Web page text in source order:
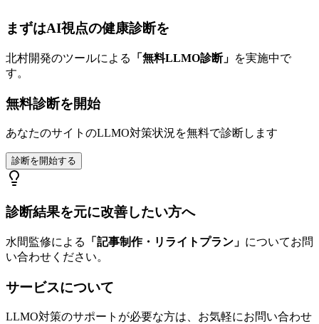
まずはAI視点の健康診断を
北村開発のツールによる 「無料LLMO診断」 を実施中で
す。
無料診断を開始
あなたのサイトのLLMO対策状況を無料で診断します
診断を開始する
診断結果を元に改善したい方へ
水間監修による 「記事制作・リライトプラン」 についてお問
い合わせください。
サービスについて
LLMO対策のサポートが必要な方は、お気軽にお問い合わせ